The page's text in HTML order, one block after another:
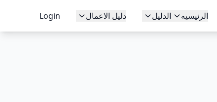
الرئيسيه الدليل دليل الاعمال Login